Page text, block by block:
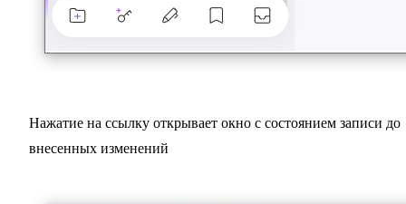
Нажатие на ссылку открывает окно с состоянием записи до
внесенных изменений